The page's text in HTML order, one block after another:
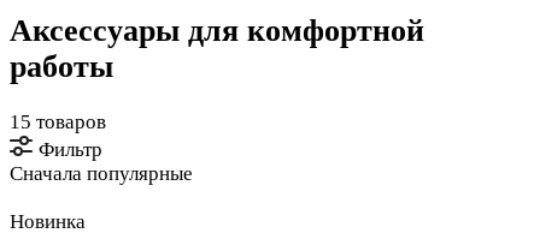
Аксессуары для комфортной
работы
15 товаров
Фильтр
Сначала популярные
Новинка